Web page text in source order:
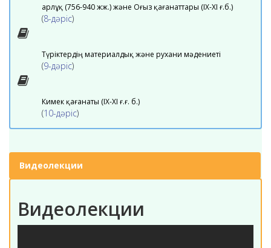
Қарлұқ (756-940 жж.) және Оғыз қағанаттары (ІХ-ХІ ғ.б.)
(8-дәріс)
Түріктердің материалдық және рухани мәдениеті
(9-дәріс)
Кимек қағанаты (IX-XI ғ.ғ. б.)
(10-дәріс)
Видеолекции
Видеолекции